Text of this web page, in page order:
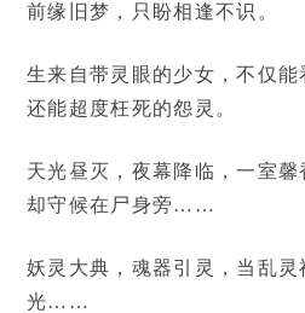
前缘旧梦，只盼相逢不识。
生来自带灵眼的少女，不仅能
还能超度枉死的怨灵。
天光昼灭，夜幕降临，一室
却守候在尸身旁……
妖灵大典，魂器引灵，当乱
光……